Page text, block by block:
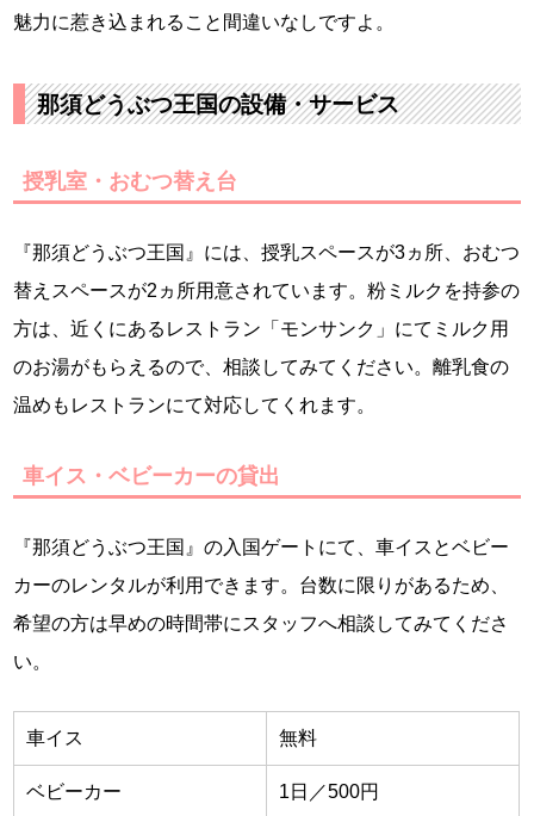
魅力に惹き込まれること間違いなしですよ。
那須どうぶつ王国の設備・サービス
授乳室・おむつ替え台
『那須どうぶつ王国』には、授乳スペースが3ヵ所、おむつ
替えスペースが2ヵ所用意されています。粉ミルクを持参の
方は、近くにあるレストラン「モンサンク」にてミルク用
のお湯がもらえるので、相談してみてください。離乳食の
温めもレストランにて対応してくれます。
車イス・ベビーカーの貸出
『那須どうぶつ王国』の入国ゲートにて、車イスとベビー
カーのレンタルが利用できます。台数に限りがあるため、
希望の方は早めの時間帯にスタッフへ相談してみてくださ
い。
車イス 無料
ベビーカー 1日／500円